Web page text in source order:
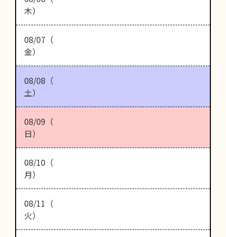
木）
08/07（
金）
08/08（
土）
08/09（
日）
08/10（
月）
08/11（
火）